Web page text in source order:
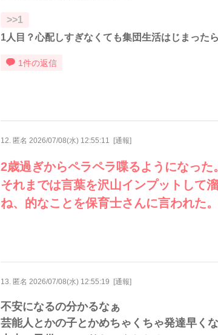
>>1
1人目？心配しすぎなくても集団生活はじまった
1件の返信
12. 匿名 2026/07/08(水) 12:55:11 [通報]
2歳過ぎからペラペラ喋るようになった。
それまでは言葉を沢山インプットして
ね、的なことを保育士さんに言われた。
13. 匿名 2026/07/08(水) 12:55:19 [通報]
不安になるの分かるなぁ
芸能人とかの子とかめちゃくちゃ発達早く